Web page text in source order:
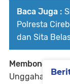
Baca Juga :
Polresta
dan Sita
Membongkar
Unggahan